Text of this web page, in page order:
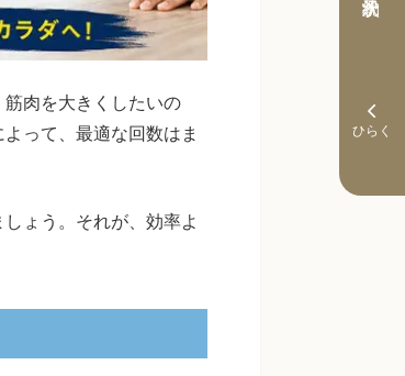
肉を大きくしたいの
って、最適な回数はま
ょう。それが、効率よ